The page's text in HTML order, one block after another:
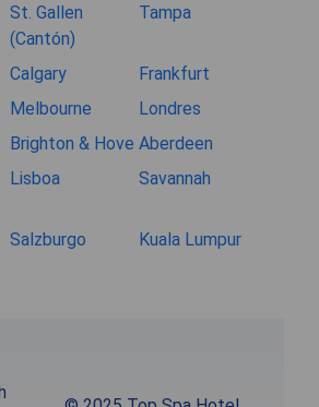
St. Gallen
(Cantón)
Tampa
Calgary
Frankfurt
Melbourne
Londres
Brighton & Hove Aberdeen
Lisboa Savannah
Salzburgo Kuala Lumpur